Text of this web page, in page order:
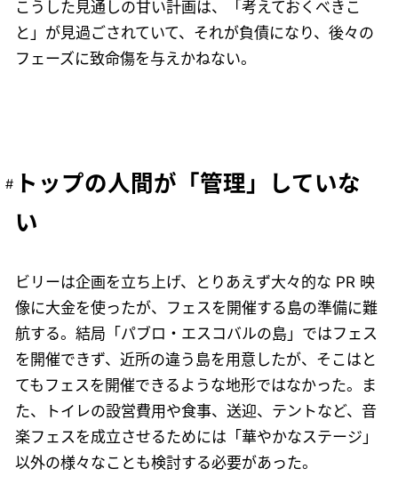
こうした見通しの甘い計画は、「考えておくべきこ
と」が見過ごされていて、それが負債になり、後々の
フェーズに致命傷を与えかねない。
トップの人間が「管理」していな
い
ビリーは企画を立ち上げ、とりあえず大々的な PR 映
像に大金を使ったが、フェスを開催する島の準備に難
航する。結局「パブロ・エスコバルの島」ではフェス
を開催できず、近所の違う島を用意したが、そこはと
てもフェスを開催できるような地形ではなかった。ま
た、トイレの設営費用や食事、送迎、テントなど、音
楽フェスを成立させるためには「華やかなステージ」
以外の様々なことも検討する必要があった。